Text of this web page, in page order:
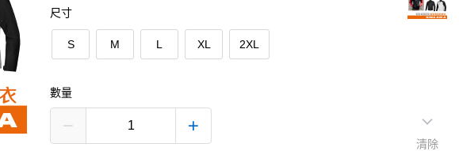
尺寸
S M L XL 2XL
數量
清除